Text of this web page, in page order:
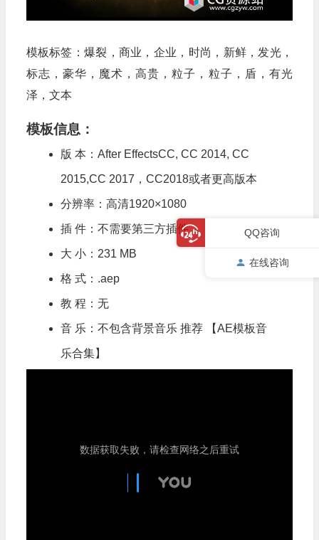
模板标签：爆裂，商业，企业，时尚，新鲜，发光，
标志，豪华，魔术，高贵，粒子，粒子，盾，有光
泽，文本
模板信息：
版 本：After EffectsCC, CC 2014, CC
2015,CC 2017，CC2018或者更高版本
分辨率：高清1920×1080
插 件：不需要第三方插件
大 小：231 MB
格 式：.aep
教 程：无
音 乐：不包含背景音乐 推荐 【AE模板音
乐合集】
QQ咨询
在线咨询